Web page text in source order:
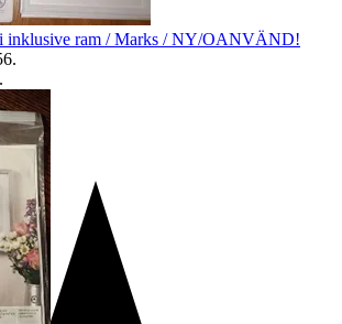
inklusive ram / Marks / NY/OANVÄND!
.
.